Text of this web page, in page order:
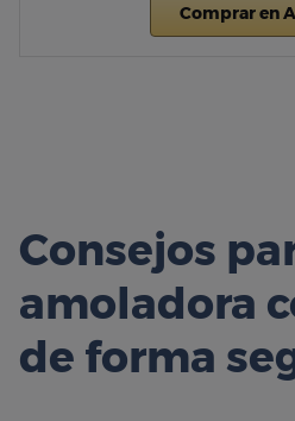
Comprar en
Consejos
amoladora
de forma